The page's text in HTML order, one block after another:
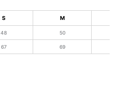
S M
48 50
67 69